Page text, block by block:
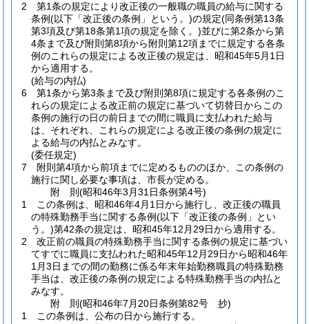
2
第1条の規定により改正後の一般職の職員の給与に関する
条例(以下「改正後の条例」という。)の規定(同条例第13条
第3項及び第18条第1項の規定を除く。)並びに第2条から第
4条まで及び附則第8項から附則第12項までに規定する各条
例のこれらの規定による改正後の規定は、昭和45年5月1日
から適用する。
(給与の内払)
6
第1条から第3条まで及び附則第8項に規定する各条例のこ
れらの規定による改正前の規定に基づいて切替日からこの
条例の施行の日の前日までの間に職員に支払われた給与
は、それぞれ、これらの規定による改正後の条例の規定に
よる給与の内払とみなす。
(委任規定)
7
附則第4項から前項までに定めるもののほか、この条例の
施行に関し必要な事項は、市長が定める。
附 則(昭和46年3月31日条例第4号)
1
この条例は、昭和46年4月1日から施行し、改正後の職員
の特殊勤務手当に関する条例(以下「改正後の条例」とい
う。)第42条の規定は、昭和45年12月29日から適用する。
2
改正前の職員の特殊勤務手当に関する条例の規定に基づい
てすでに職員に支払われた昭和45年12月29日から昭和46年
1月3日までの間の勤務に係る年末年始勤務職員の特殊勤務
手当は、改正後の条例の規定による特殊勤務手当の内払と
みなす。
附 則(昭和46年7月20日条例第82号 抄)
1
この条例は、公布の日から施行する。